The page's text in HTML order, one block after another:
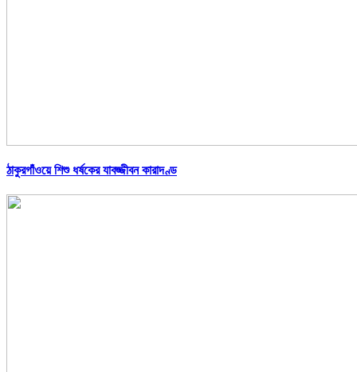
ঠাকুরগাঁওয়ে শিশু ধর্ষকের যাবজ্জীবন কারাদণ্ড